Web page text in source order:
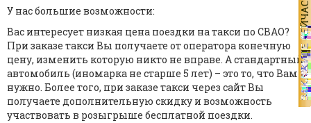
У нас большие возможности:
Вас интересует низкая цена поездки на такси по СВАО?
При заказе такси Вы получаете от оператора конечную
цену, изменить которую никто не вправе. А стандартный
автомобиль (иномарка не старше 5 лет) – это то, что Вам
нужно. Более того, при заказе такси через сайт Вы
получаете дополнительную скидку и возможность
участвовать в розыгрыше бесплатной поездки.